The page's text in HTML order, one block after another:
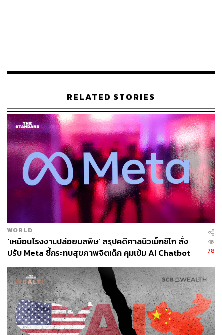
รางวัลรวมมูลค่าสูงสุดถึง 500,000 บาท
รางวัลสำหรับผู้ชนะ:
รางวัลใหญ่: เงินรางวัล3,000ดอลลาร์สหรัฐ พร้อมโอกาส
พิเศษในการพบกับหมูเด้ง
รางวัลแต่ละด้าน: เงินรางวัล 500 ดอลลาร์สหรัฐต่อด้าน
ผู้ชนะทุกรางวัลจะได้รับตั๋วเครื่องบินสำหรับตัวแทนทีม
1 คน (สนับสนุนโดย ViaLink) เพื่อเข้าร่วมกิจกรรม
พิเศษกับหมูเด้ง
RELATED STORIES
WORLD
‘เหมือนโรงงานปล่อยมลพิษ’ สรุปคดีศาลนิวเม็กซิโก สั่ง
ปรับ Meta ชี้กระทบสุขภาพจิตเด็ก คุมเข้ม AI Chatbot
78